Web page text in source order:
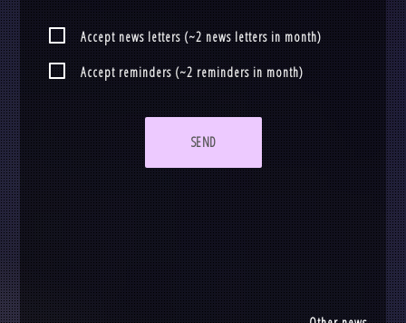
Accept news letters (~2 news letters in month)
Accept reminders (~2 reminders in month)
SEND